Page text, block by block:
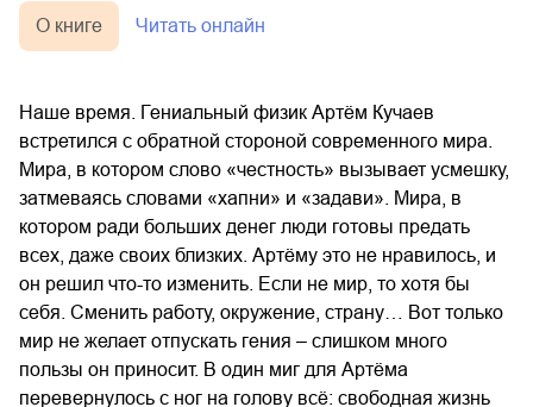
О книге Читать онлайн
Наше время. Гениальный физик Артём Кучаев
встретился с обратной стороной современного мира.
Мира, в котором слово «честность» вызывает усмешку,
затмеваясь словами «хапни» и «задави». Мира, в
котором ради больших денег люди готовы предать
всех, даже своих близких. Артёму это не нравилось, и
он решил что-то изменить. Если не мир, то хотя бы
себя. Сменить работу, окружение, страну… Вот только
мир не желает отпускать гения – слишком много
пользы он приносит. В один миг для Артёма
перевернулось с ног на голову всё: свободная жизнь